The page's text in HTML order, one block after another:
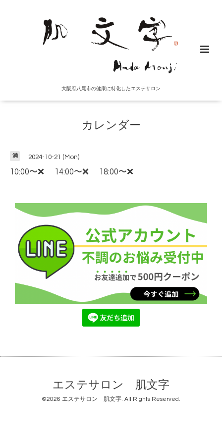
大阪府八尾市の健康に特化したエステサロン
カレンダー
満 2024-10-21 (Mon)
10:00〜❌ 14:00〜❌ 18:00〜❌
エステサロン 肌文字
©2026 エステサロン 肌文字. All Rights Reserved.